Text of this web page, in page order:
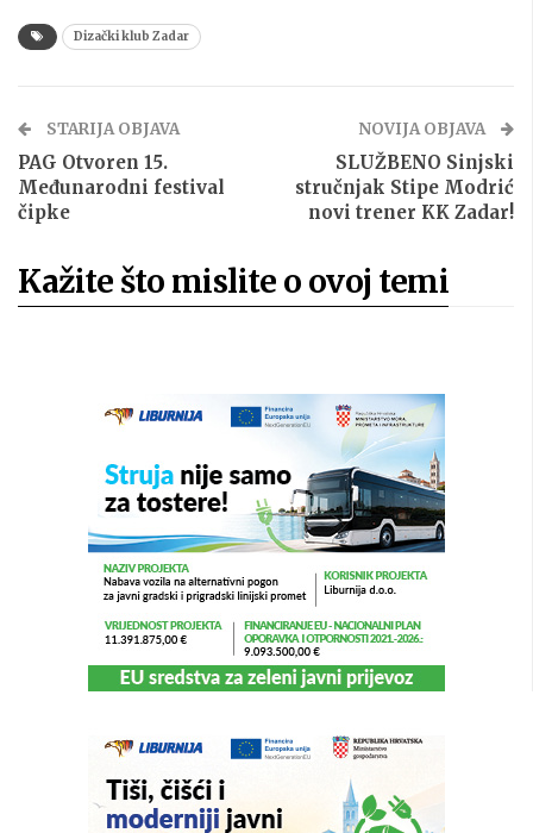
Dizački klub Zadar
STARIJA OBJAVA
PAG Otvoren 15.
Međunarodni festival
čipke
NOVIJA OBJAVA
SLUŽBENO Sinjski
stručnjak Stipe Modrić
novi trener KK Zadar!
Kažite što mislite o ovoj temi